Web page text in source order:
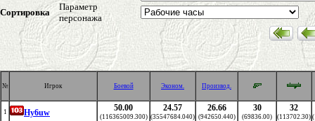
Сортировка
Параметр
персонажа
№ Игрок Боевой Эконом. Производ.
1 Hy6uw 50.00
(116365009.300)
24.57
(35547684.040)
26.66
(942650.440)
30
(69836.00)
32
(113702.30)